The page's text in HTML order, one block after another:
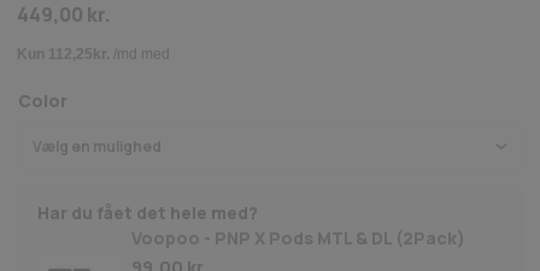
449,00 kr.
Color
Har du fået det hele med?
Voopoo - PNP X Pods MTL & DL (2Pack)